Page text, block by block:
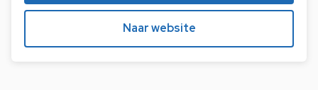
Naar website